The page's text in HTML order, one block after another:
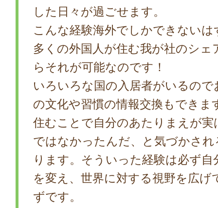
した日々が過ごせます。
こんな経験海外でしかできないは
多くの外国人が住む我が社のシェ
らそれが可能なのです！
いろいろな国の入居者がいるので
の文化や習慣の情報交換もできま
住むことで自分のあたりまえが実
ではなかったんだ、と気づかさ
ります。そういった経験は必ず自
を変え、世界に対する視野を広げ
ずです。